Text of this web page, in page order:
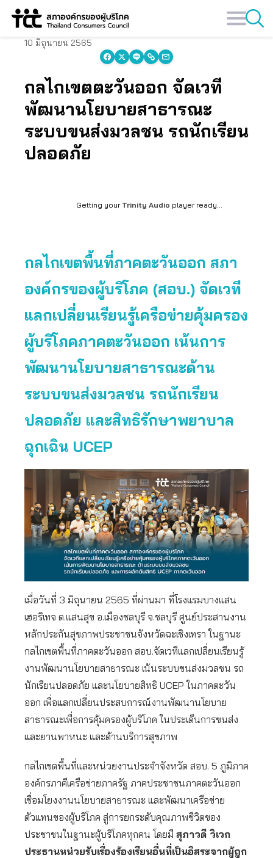
Skip
10 มิถุนายน 2565
กลไกเขตตะวันออก จัดเวที
พัฒนานโยบายสาธารณะ
ระบบขนส่งมวลชน รถนักเรียน
ปลอดภัย
Getting your Trinity Audio player ready...
กลไกเขตพื้นที่ภาคตะวันออก สภา
องค์กรของผู้บริโภค (สอบ.) จัดเวที
แลกเปลี่ยนเรียนรู้เครือข่ายคุ้มครอง
ผู้บริโภคภาคตะวันออก เน้นการ
พัฒนานโยบายสาธารณะด้าน
ระบบขนส่งมวลชน รถนักเรียน
ปลอดภัย และสิทธิรักษาพยาบาล
ฉุกเฉิน UCEP
เมื่อวันที่ 3 มิถุนายน 2565 ที่ผ่านมา ที่โรงแรมบางแสน
เฮอริเทจ ต.แสนสุข อ.เมืองชลบุรี จ.ชลบุรี ศูนย์ประสานงาน
หลักประกันสุขภาพประชาชนจังหวัดฉะเชิงเทรา ในฐานะ
กลไกเขตพื้นที่ภาคตะวันออก สอบ.จัดเวทีแลกเปลี่ยนเรียนรู้
งานพัฒนานโยบายสาธารณะ เน้นระบบขนส่งมวลชน รถ
นักเรียนปลอดภัย และนโยบายสิทธิ UCEP ในภาคตะวัน
ออก เพื่อแลกเปลี่ยนประสบการณ์งานพัฒนานโยบาย
สาธารณะเพื่อการคุ้มครองผู้บริโภค ในประเด็นการขนส่ง
และยานพาหนะ และด้านบริการสุขภาพ
กลไกเขตพื้นที่และหน่วยงานประจำจังหวัด สอบ. 5 ภูมิภาค
องค์กรภาคีเครือข่ายภาครัฐ ภาคประชาชนภาคตะวันออก
เชื่อมโยงงานนโยบายสาธารณะ และพัฒนาเครือข่าย
ตัวแทนของผู้บริโภค สู่การยกระดับคุณภาพชีวิตของ
ประชาชนในฐานะผู้บริโภคทุกคน โดยมี สุภาวดี วิเวก
ประธานหน่วยรับเรื่องร้องเรียนอื่นที่เป็นอิสระจากผู้ถูก